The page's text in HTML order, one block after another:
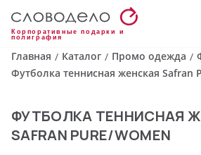
Корпоративные подарки и
полиграфия
Главная / Каталог / Промо одежда /
Футболка теннисная женская Safran
ФУТБОЛКА ТЕННИСНАЯ
SAFRAN PURE/WOMEN